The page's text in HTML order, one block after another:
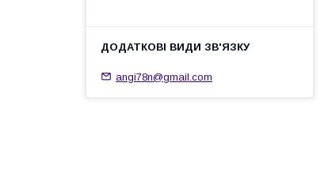
angi78n@gmail.com